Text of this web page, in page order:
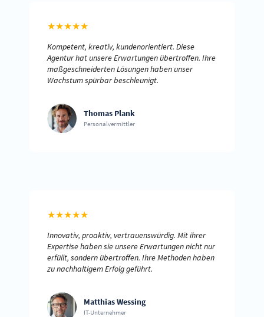
★★★★★
Kompetent, kreativ, kundenorientiert. Diese
Agentur hat unsere Erwartungen übertroffen. Ihre
maßgeschneiderten Lösungen haben unser
Wachstum spürbar beschleunigt.
Thomas Plank
Personalvermittler
★★★★★
Innovativ, proaktiv, vertrauenswürdig. Mit ihrer
Expertise haben sie unsere Erwartungen nicht nur
erfüllt, sondern übertroffen. Ihre Methoden haben
zu nachhaltigem Erfolg geführt.
Matthias Wessing
IT-Unternehmer